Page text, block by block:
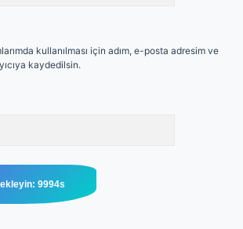
kullanılması için adım, e-posta adresim ve
kaydedilsin.